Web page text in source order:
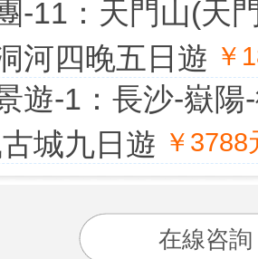
-11：天門山(天
河四晚五日遊 ￥
遊-1：長沙-嶽
城九日遊 ￥
在線咨詢